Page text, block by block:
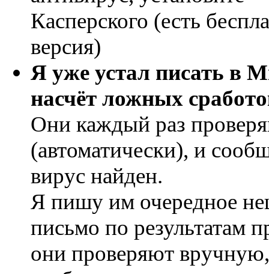
Касперского (есть
версия)
Я уже устал писать в
насчёт ложных
Они каждый раз
(автоматически), и
вирус найден.
Я пишу им очередное
письмо по результатам
они проверяют